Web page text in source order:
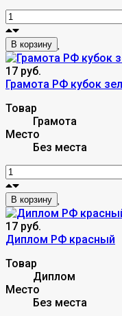
В корзину
17 руб.
Грамота РФ кубок
Товар
Грамота
Место
Без места
В корзину
17 руб.
Диплом РФ красный
Товар
Диплом
Место
Без места